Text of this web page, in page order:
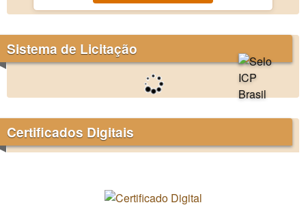
Sistema de Licitação
Certificados Digitais